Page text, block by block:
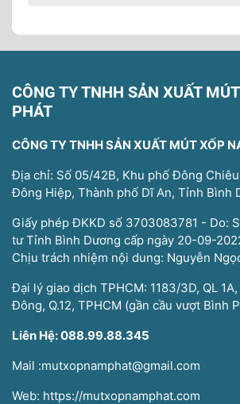
CÔNG TY TNHH SẢN XUẤT
PHÁT
CÔNG TY TNHH SẢN XUẤT MÚT XỐP
Địa chỉ: Số 05/42B, Khu phố Đông
Đông Hiệp, Thành phố Dĩ An, Tỉnh Bình
Giấy phép ĐKKD số 3703083781 - Do:
tư Tỉnh Bình Dương cấp ngày 20-09-
Chịu trách nhiệm nội dung: Nguyễn
Đại lý giao dịch TPHCM: 1183/3D, QL
Đông, Q.12, TPHCM (gần cầu vượt Bình
Liên Hệ: 088.99.88.345
Mail :mutxopnamphat@gmail.com
Web: https://mutxopnamphat.com